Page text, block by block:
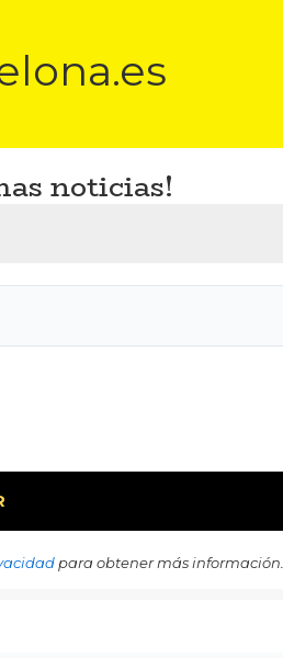
noticias!
para obtener más información.